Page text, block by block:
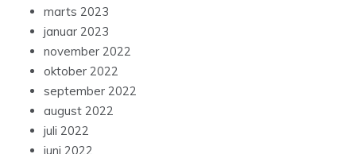
marts 2023
januar 2023
november 2022
oktober 2022
september 2022
august 2022
juli 2022
juni 2022